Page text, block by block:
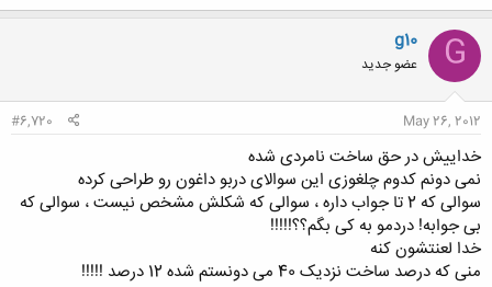
G
g10
عضو جدید
May 26, 2012
#6,720
خداییش در حق ساخت نامردی شده
نمی دونم کدوم چلغوزی این سوالای دربو داغون رو طراحی کرده
سوالی که 2 تا جواب داره ، سوالی که شکلش مشخص نیست ، سوالی که
بی جوابه! دردمو به کی بگم؟؟!!!!!
خدا لعنتشون کنه
منی که درصد ساخت نزدیک 40 می دونستم شده 12 درصد !!!!!